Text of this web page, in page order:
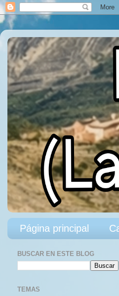
Página principal
BUSCAR EN ESTE BLOG
TEMAS